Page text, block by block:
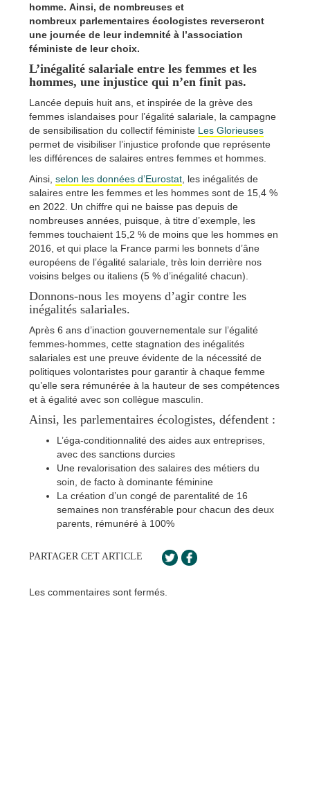
homme. Ainsi, de nombreuses et
nombreux parlementaires écologistes reverseront
une journée de leur indemnité à l’association
féministe de leur choix.
L’inégalité salariale entre les femmes et les
hommes, une injustice qui n’en finit pas.
Lancée depuis huit ans, et inspirée de la grève des
femmes islandaises pour l’égalité salariale, la campagne
de sensibilisation du collectif féministe Les Glorieuses
permet de visibiliser l’injustice profonde que représente
les différences de salaires entres femmes et hommes.
Ainsi, selon les données d’Eurostat , les inégalités de
salaires entre les femmes et les hommes sont de 15,4 %
en 2022. Un chiffre qui ne baisse pas depuis de
nombreuses années, puisque, à titre d’exemple, les
femmes touchaient 15,2 % de moins que les hommes en
2016, et qui place la France parmi les bonnets d’âne
européens de l’égalité salariale, très loin derrière nos
voisins belges ou italiens (5 % d’inégalité chacun).
Donnons-nous les moyens d’agir contre les
inégalités salariales.
Après 6 ans d’inaction gouvernementale sur l’égalité
femmes-hommes, cette stagnation des inégalités
salariales est une preuve évidente de la nécessité de
politiques volontaristes pour garantir à chaque femme
qu’elle sera rémunérée à la hauteur de ses compétences
et à égalité avec son collègue masculin.
Ainsi, les parlementaires écologistes, défendent :
L’éga-conditionnalité des aides aux entreprises,
avec des sanctions durcies
Une revalorisation des salaires des métiers du
soin, de facto à dominante féminine
La création d’un congé de parentalité de 16
semaines non transférable pour chacun des deux
parents, rémunéré à 100%
PARTAGER CET ARTICLE
Les commentaires sont fermés.